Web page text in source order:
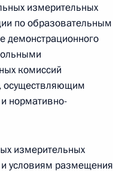
административных
и Правительством
металлами,
измерительных
по образовательным
демонстрационного
комиссий
осуществляющим
нормативно-
измерительных
условиям размещения